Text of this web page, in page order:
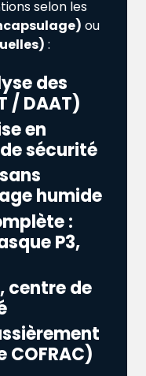
selon les
ou
:
des
/ DAAT)
en
sécurité
humide
:
P3,
centre de